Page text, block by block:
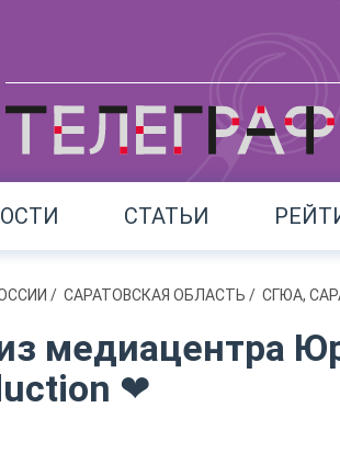
СТАТЬИ
/ САРАТОВСКАЯ ОБЛАСТЬ / СГЮА,
медиацентра
❤